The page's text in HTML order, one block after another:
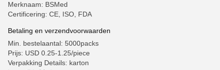
Merknaam: BSMed
Certificering: CE, ISO, FDA
Betaling en verzendvoorwaarden
Min. bestelaantal: 5000packs
Prijs: USD 0.25-1.25/piece
Verpakking Details: karton